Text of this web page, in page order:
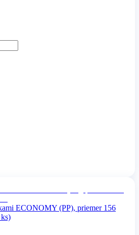
ECONOMY (PP), priemer 156